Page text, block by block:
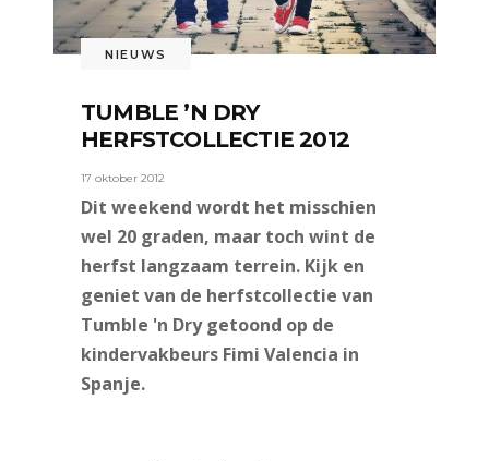
NIEUWS
TUMBLE ’N DRY
HERFSTCOLLECTIE 2012
17 oktober 2012
Dit weekend wordt het misschien
wel 20 graden, maar toch wint de
herfst langzaam terrein. Kijk en
geniet van de herfstcollectie van
Tumble 'n Dry getoond op de
kindervakbeurs Fimi Valencia in
Spanje.